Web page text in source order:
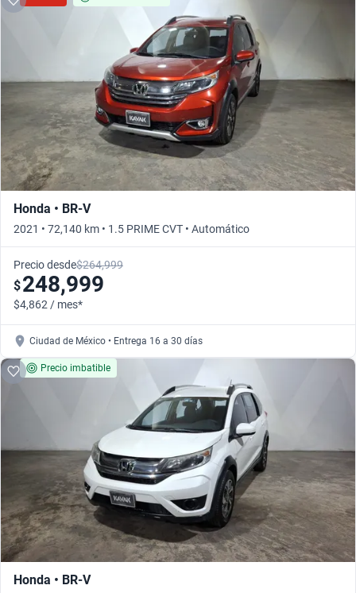
Honda • BR-V
2021 • 72,140 km • 1.5 PRIME CVT • Automático
Precio desde$264,999
$248,999
$4,862 / mes*
Ciudad de México • Entrega 16 a 30 días
Precio imbatible
Honda • BR-V